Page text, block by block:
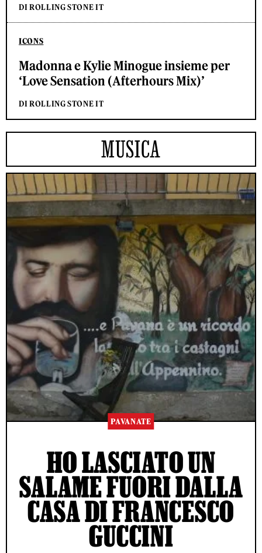
DI ROLLING STONE IT
ICONS
Madonna e Kylie Minogue insieme per
‘Love Sensation (Afterhours Mix)’
DI ROLLING STONE IT
MUSICA
PAVANATE
HO LASCIATO UN
SALAME FUORI DALLA
CASA DI FRANCESCO
GUCCINI